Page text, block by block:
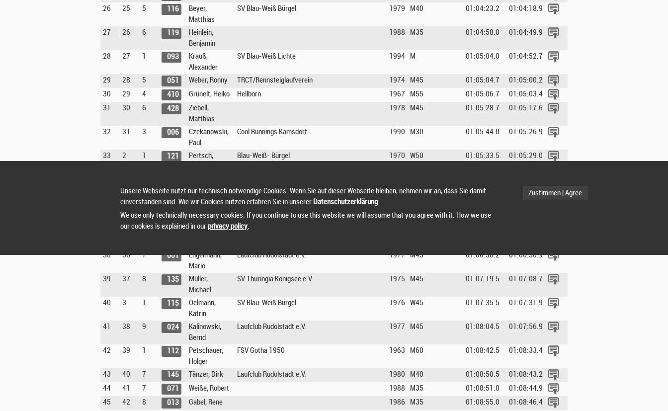
26
25 5 116
Beyer,
Matthias
SV Blau-Weiß Bürgel 1979 M40 01:04:23.2 01:04:18.9
27 26 6 119
Heinlein,
Benjamin
1988 M35 01:04:58.0 01:04:49.9
28 27 1 093
Krauß,
Alexander
SV Blau-Weiß Lichte 1994 M 01:05:04.0 01:04:52.7
29 28 5 051 Weber, Ronny TRCT/Rennsteiglaufverein 1974 M45 01:05:04.7
01:05:00.2
30
29 4 410 Grünelt, Heiko Hellborn 1967 M55 01:05:06.7
01:05:03.4
31
30 6 428
Ziebell,
Matthias
1978 M45 01:05:28.7 01:05:17.6
32 31 3 006
Czekanowski,
Paul
Cool Runnings Kamsdorf 1990 M30 01:05:44.0 01:05:26.9
33 2 1 121
Pertsch,
Blau-Weiß- Bürgel 1970 W50 01:05:33.5 01:05:29.0
Andreas
33 6 148 Freiherr, Lars JIE
34 4 421 Raabe, Bert 1990 M30 01:05:47.5
35 4 036
Schneider,
Betreuungsbüro Schneider
38 36 7 001
Engelmann,
Mario
Laufclub Rudolstadt e.V. 1977 M45 01:06:58.2 01:06:50.9
39 37 8 135
Müller,
Michael
SV Thuringia Königsee e.V. 1975 M45 01:07:19.5 01:07:08.7
40 3 1 115
Oelmann,
Katrin
SV Blau-Weiß Bürgel 1976 W45 01:07:35.5 01:07:31.9
41 38 9 024
Kalinowski,
Bernd
Laufclub Rudolstadt e.V. 1977 M45 01:08:04.5 01:07:56.9
42 39 1 112
Petschauer,
Holger
FSV Gotha 1950 1963 M60 01:08:42.5 01:08:33.4
43 40 7 145 Tänzer, Dirk Laufclub Rudolstadt e.V. 1980 M40 01:08:50.5
01:08:43.2
44
41 7 071 Weiße, Robert 1988 M35 01:08:51.0
01:08:44.9
45
42 8 013 Gabel, Rene 1986 M35 01:08:55.0
01:08:46.4
Zustimmen | Agree
Unsere Webseite nutzt nur technisch notwendige Cookies. Wenn Sie auf dieser Webseite bleiben, nehmen wir an, dass Sie damit
einverstanden sind. Wie wir Cookies nutzen erfahren Sie in unserer Datenschutzerklärung.
We use only technically necessary cookies. If you continue to use this website we will assume that you agree with it. How we use
our cookies is explained in ourprivacy policy.